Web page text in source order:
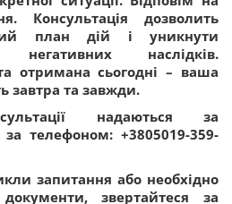
Консультація дозволить
план дій і уникнути
наслідків.
отримана сьогодні – ваша
завтра та завжди.
надаються за
телефоном: +3805019-359-
запитання або необхідно
звертайтеся за